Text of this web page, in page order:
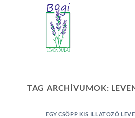
TAG ARCHÍVUMOK:
EGY CSÖPP KIS ILLATOZÓ